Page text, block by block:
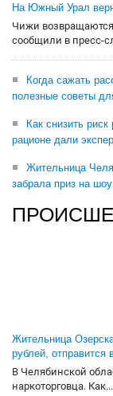
На Южный Урал
Чижи
сообщили в пресс-
Когда сажать
полезные советы
Как снизить
рационе дали
Жительница
забрала приз на
Жительница
рублей, отправится
В Челябинской
наркоторговца. Как...